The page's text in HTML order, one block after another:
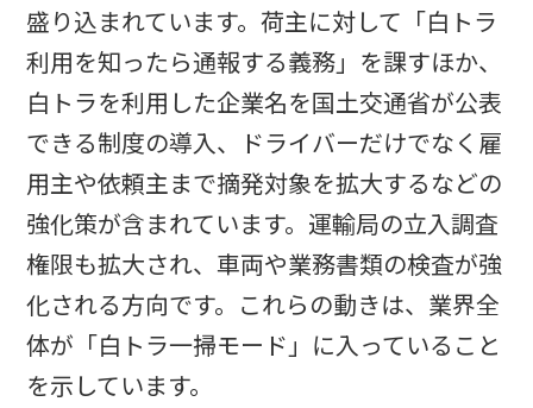
盛り込まれています。荷主に対して「白トラ
利用を知ったら通報する義務」を課すほか、
白トラを利用した企業名を国土交通省が公表
できる制度の導入、ドライバーだけでなく雇
用主や依頼主まで摘発対象を拡大するなどの
強化策が含まれています。運輸局の立入調査
権限も拡大され、車両や業務書類の検査が強
化される方向です。これらの動きは、業界全
体が「白トラ一掃モード」に入っていること
を示しています。